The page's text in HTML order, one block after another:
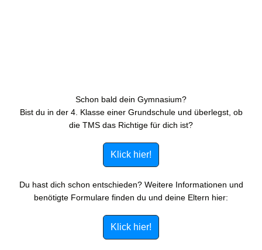
Schon bald dein Gymnasium?
Bist du in der 4. Klasse einer Grundschule und überlegst, ob
die TMS das Richtige für dich ist?
Klick hier!
Du hast dich schon entschieden? Weitere Informationen und
benötigte Formulare finden du und deine Eltern hier:
Klick hier!